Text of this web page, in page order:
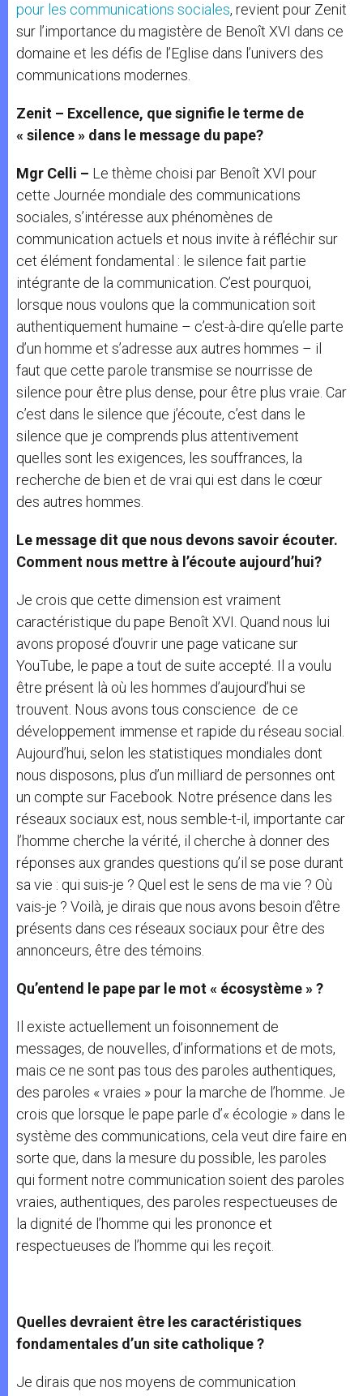
pour les communications sociales, revient pour Zenit
sur l’importance du magistère de Benoît XVI dans ce
domaine et les défis de l’Eglise dans l’univers des
communications modernes.
Zenit – Excellence, que signifie le terme de
« silence » dans le message du pape?
Mgr Celli – Le thème choisi par Benoît XVI pour
cette Journée mondiale des communications
sociales, s’intéresse aux phénomènes de
communication actuels et nous invite à réfléchir sur
cet élément fondamental : le silence fait partie
intégrante de la communication. C’est pourquoi,
lorsque nous voulons que la communication soit
authentiquement humaine – c’est-à-dire qu’elle parte
d’un homme et s’adresse aux autres hommes – il
faut que cette parole transmise se nourrisse de
silence pour être plus dense, pour être plus vraie. Car
c’est dans le silence que j’écoute, c’est dans le
silence que je comprends plus attentivement
quelles sont les exigences, les souffrances, la
recherche de bien et de vrai qui est dans le cœur
des autres hommes.
Le message dit que nous devons savoir écouter.
Comment nous mettre à l’écoute aujourd’hui?
Je crois que cette dimension est vraiment
caractéristique du pape Benoît XVI. Quand nous lui
avons proposé d’ouvrir une page vaticane sur
YouTube, le pape a tout de suite accepté. Il a voulu
être présent là où les hommes d’aujourd’hui se
trouvent. Nous avons tous conscience de ce
développement immense et rapide du réseau social.
Aujourd’hui, selon les statistiques mondiales dont
nous disposons, plus d’un milliard de personnes ont
un compte sur Facebook. Notre présence dans les
réseaux sociaux est, nous semble-t-il, importante car
l’homme cherche la vérité, il cherche à donner des
réponses aux grandes questions qu’il se pose durant
sa vie : qui suis-je ? Quel est le sens de ma vie ? Où
vais-je ? Voilà, je dirais que nous avons besoin d’être
présents dans ces réseaux sociaux pour être des
annonceurs, être des témoins.
Qu’entend le pape par le mot « écosystème » ?
Il existe actuellement un foisonnement de
messages, de nouvelles, d’informations et de mots,
mais ce ne sont pas tous des paroles authentiques,
des paroles « vraies » pour la marche de l’homme. Je
crois que lorsque le pape parle d’« écologie » dans le
système des communications, cela veut dire faire en
sorte que, dans la mesure du possible, les paroles
qui forment notre communication soient des paroles
vraies, authentiques, des paroles respectueuses de
la dignité de l’homme qui les prononce et
respectueuses de l’homme qui les reçoit.
Quelles devraient être les caractéristiques
fondamentales d’un site catholique ?
Je dirais que nos moyens de communication